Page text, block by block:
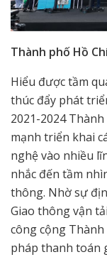
Thành phố Hồ
Hiểu được tầm
thúc đẩy phát
2021-2024
mạnh triển khai
nghệ vào nhiều
nhắc đến tầm
thông. Nhờ sự
Giao thông vận
công cộng
pháp thanh toán